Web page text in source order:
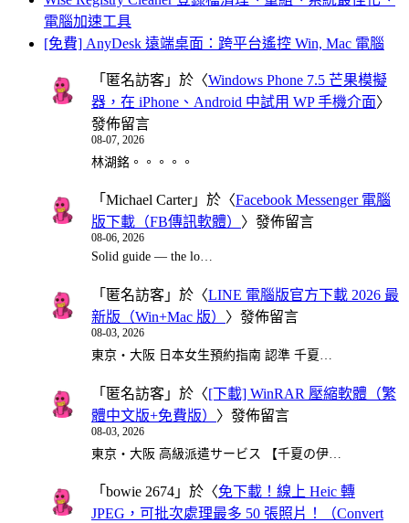
電腦加速工具
[免費] AnyDesk 遠端桌面：跨平台遙控 Win, Mac 電腦
「 匿名訪客 」於〈Windows Phone 7.5 芒果模擬
器，在 iPhone、Android 中試用 WP 手機介面〉
發佈留言
08-07, 2026
林湖銘。。。。。
「 Michael Carter」於〈Facebook Messenger 電腦
版下載（FB傳訊軟體） 〉發佈留言
08-06, 2026
Solid guide — the lo…
「 匿名訪客 」於〈LINE 電腦版官方下載 2026 最
新版（Win+Mac 版） 〉發佈留言
08-03, 2026
東京・大阪 日本女生預約指南 認準 千夏…
「 匿名訪客 」於〈[下載] WinRAR 壓縮軟體（繁
體中文版+免費版） 〉發佈留言
08-03, 2026
東京・大阪 高級派遣サービス 【千夏の伊…
「 bowie 2674 」於〈免下載！線上 Heic 轉
JPEG，可批次處理最多 50 張照片！（Convert